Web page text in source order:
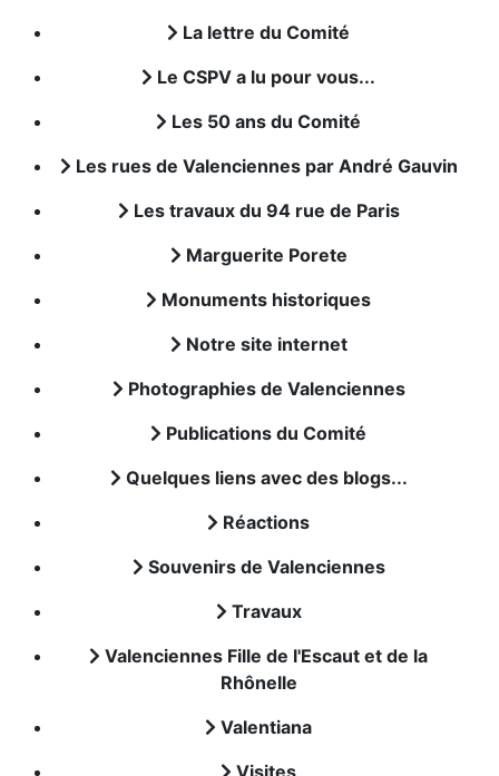
La lettre du Comité
Le CSPV a lu pour vous...
Les 50 ans du Comité
Les rues de Valenciennes par André Gauvin
Les travaux du 94 rue de Paris
Marguerite Porete
Monuments historiques
Notre site internet
Photographies de Valenciennes
Publications du Comité
Quelques liens avec des blogs...
Réactions
Souvenirs de Valenciennes
Travaux
Valenciennes Fille de l'Escaut et de la
Rhônelle
Valentiana
Visites